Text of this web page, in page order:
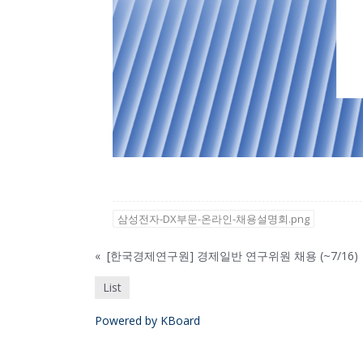
삼성전자-DX부문-온라인-채용설명회.png
« [한국경제연구원] 경제일반 연구위원 채용 (~7/16)
List
Powered by KBoard